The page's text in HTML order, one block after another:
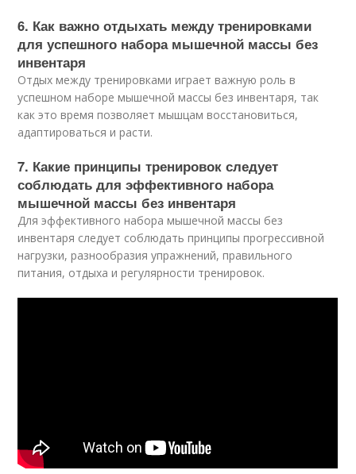
6. Как важно отдыхать между тренировками
для успешного набора мышечной массы без
инвентаря
Отдых между тренировками играет важную роль в
успешном наборе мышечной массы без инвентаря, так
как это время позволяет мышцам восстановиться,
адаптироваться и расти.
7. Какие принципы тренировок следует
соблюдать для эффективного набора
мышечной массы без инвентаря
Для эффективного набора мышечной массы без
инвентаря следует соблюдать принципы прогрессивной
нагрузки, разнообразия упражнений, правильного
питания, отдыха и регулярности тренировок.